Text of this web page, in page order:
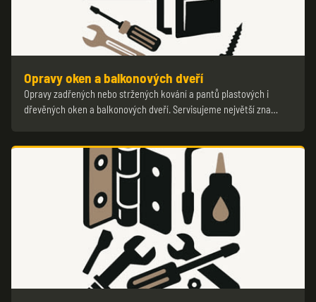
Opravy oken a balkonových dveří
Opravy zadřených nebo stržených kování a pantů plastových i
dřevěných oken a balkonových dveří. Servisujeme největší zna…